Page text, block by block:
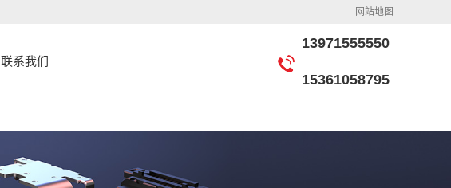
网站地图
联系我们
13971555550
15361058795